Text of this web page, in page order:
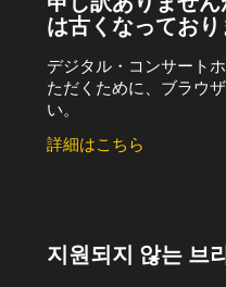
は古くなっており
デジタル・コンサート
ただくために、ブラウ
い。
詳細はこちら
지원되지 않는 브